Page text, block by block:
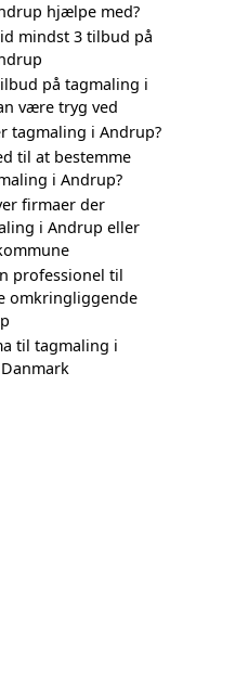
hjælpe med?
mindst 3 tilbud på
på tagmaling i
være tryg ved
tagmaling i Andrup?
til at bestemme
i Andrup?
firmaer der
i Andrup eller
professionel til
omkringliggende
til tagmaling i